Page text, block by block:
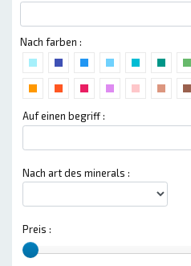
Nach farben :
Auf einen begriff :
Nach art des minerals :
Preis :